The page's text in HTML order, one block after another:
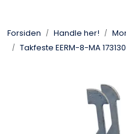
Forsiden Handle her!
Takfeste EERM-8-MA 173130
Taktekking